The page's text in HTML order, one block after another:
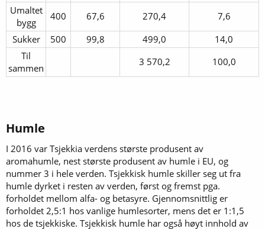
Umaltet
bygg​
400​ 67,6​ 270,4​
7,6​
Sukker​
500​ 99,8​ 499,0​
14,0​
Til
sammen​
3 570,2​ 100,0​
Humle​
I 2016 var Tsjekkia verdens største produsent av
aromahumle, nest største produsent av humle i EU, og
nummer 3 i hele verden. Tsjekkisk humle skiller seg ut fra
humle dyrket i resten av verden, først og fremst pga.
forholdet mellom alfa- og betasyre. Gjennomsnittlig er
forholdet 2,5:1 hos vanlige humlesorter, mens det er 1:1,5
hos de tsjekkiske. Tsjekkisk humle har også høyt innhold av